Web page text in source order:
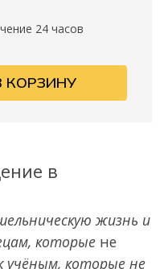
24 часов
КОРЗИНУ
в
жизнь и
которые не
учёным, которые не